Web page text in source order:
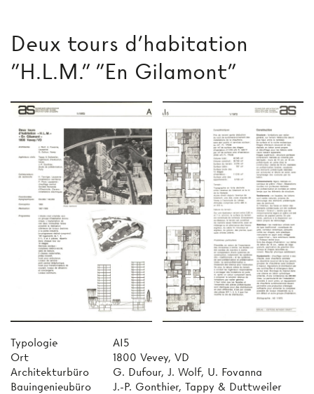
Deux tours d'habitation
"H.L.M." "En Gilamont"
Typologie
AI5
Ort
1800 Vevey, VD
Architekturbüro
G. Dufour, J. Wolf, U. Fovanna
Bauingenieubüro
J.-P. Gonthier, Tappy & Duttweiler